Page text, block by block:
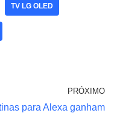
TV LG OLED
PRÓXIMO
para Alexa ganham